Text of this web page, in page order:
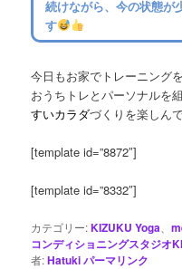
続けながら、今の状態が
す
今日もお家でトレーニング
おうちトレとパーソナルを
すいカラダづくりを楽しん
[template id=”8872″]
[template id=”8332″]
カテゴリー:KIZUKU Yoga 、
コンディショニングスタジオ
者:Hatukiパーマリンク